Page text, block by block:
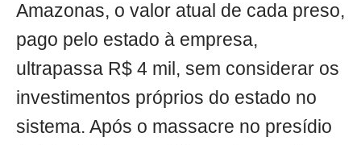
Amazonas, o valor atual de cada preso,
pago pelo estado à empresa,
ultrapassa R$ 4 mil, sem considerar os
investimentos próprios do estado no
sistema. Após o massacre no presídio